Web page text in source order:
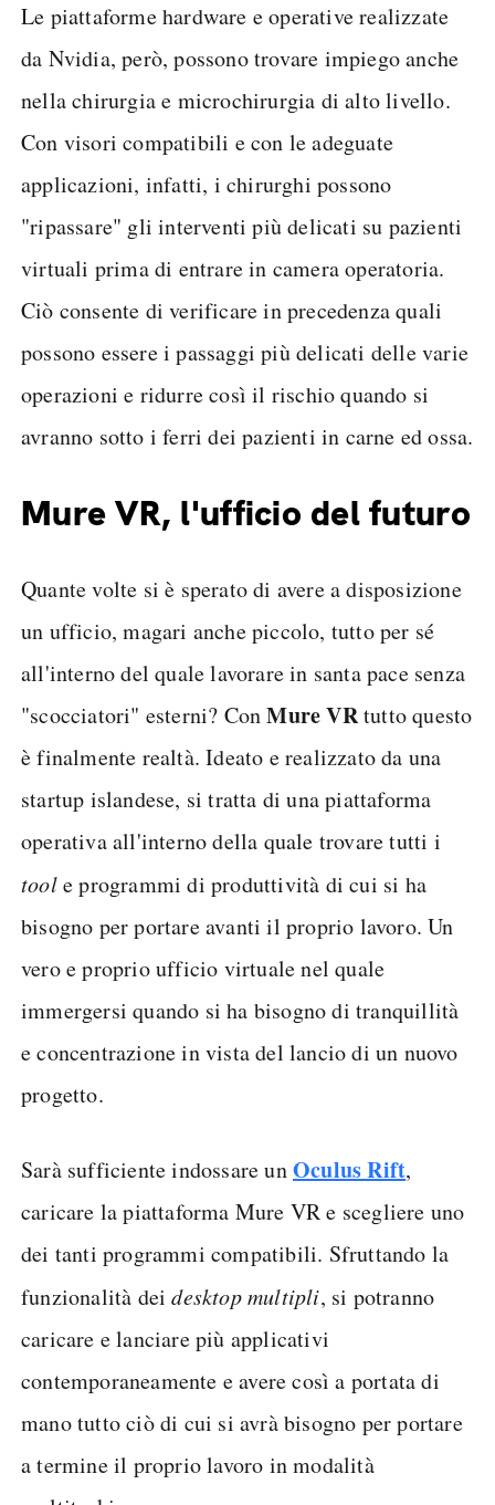
Le piattaforme hardware e operative realizzate
da Nvidia, però, possono trovare impiego anche
nella chirurgia e microchirurgia di alto livello.
Con visori compatibili e con le adeguate
applicazioni, infatti, i chirurghi possono
"ripassare" gli interventi più delicati su pazienti
virtuali prima di entrare in camera operatoria.
Ciò consente di verificare in precedenza quali
possono essere i passaggi più delicati delle varie
operazioni e ridurre così il rischio quando si
avranno sotto i ferri dei pazienti in carne ed ossa.
Mure VR, l'ufficio del futuro
Quante volte si è sperato di avere a disposizione
un ufficio, magari anche piccolo, tutto per sé
all'interno del quale lavorare in santa pace senza
"scocciatori" esterni? ConMure VRtutto questo
è finalmente realtà. Ideato e realizzato da una
startup islandese, si tratta di una piattaforma
operativa all'interno della quale trovare tutti i
toole programmi di produttività di cui si ha
bisogno per portare avanti il proprio lavoro. Un
vero e proprio ufficio virtuale nel quale
immergersi quando si ha bisogno di tranquillità
e concentrazione in vista del lancio di un nuovo
progetto.
Sarà sufficiente indossare unOculus Rift,
caricare la piattaforma Mure VR e scegliere uno
dei tanti programmi compatibili. Sfruttando la
funzionalità deidesktop multipli, si potranno
caricare e lanciare più applicativi
contemporaneamente e avere così a portata di
mano tutto ciò di cui si avrà bisogno per portare
a termine il proprio lavoro in modalità